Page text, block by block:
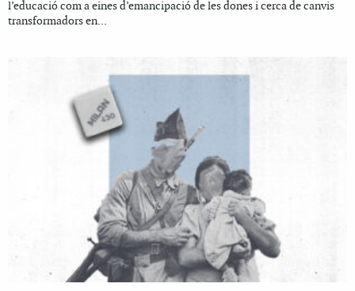
l’educació com a eines d’emancipació de les dones i cerca de canvis
transformadors en...